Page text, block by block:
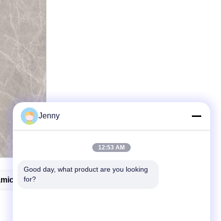
Moderna
Jenny
12:53 AM
Good day, what product are you looking
for?